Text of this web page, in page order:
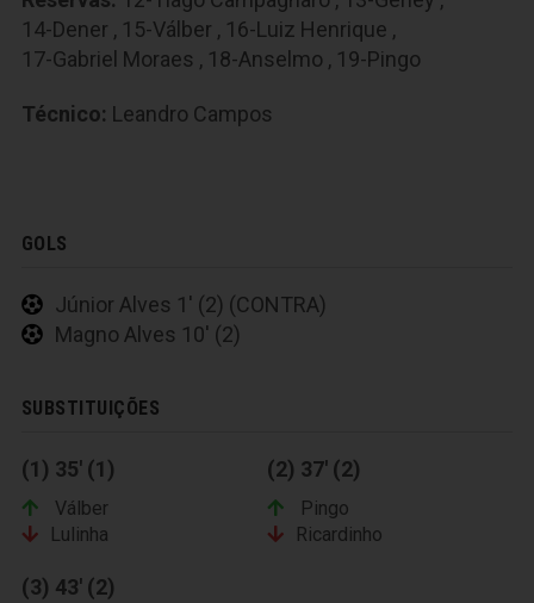
14-Dener , 15-Válber , 16-Luiz Henrique ,
17-Gabriel Moraes , 18-Anselmo , 19-Pingo
Técnico: Leandro Campos
GOLS
Júnior Alves 1' (2) (CONTRA)
Magno Alves 10' (2)
SUBSTITUIÇÕES
(1) 35' (1)
Válber
Lulinha
(2) 37' (2)
Pingo
Ricardinho
(3) 43' (2)